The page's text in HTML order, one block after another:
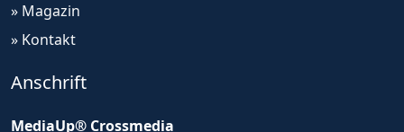
» Magazin
» Kontakt
Anschrift
MediaUp® Crossmedia